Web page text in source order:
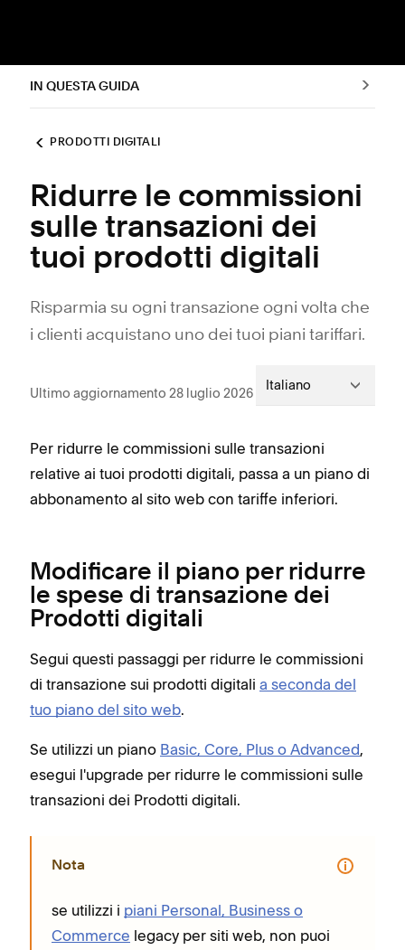
IN QUESTA GUIDA
PRODOTTI DIGITALI
Ridurre le commissioni
sulle transazioni dei
tuoi prodotti digitali
Risparmia su ogni transazione ogni volta che
i clienti acquistano uno dei tuoi piani tariffari.
Ultimo aggiornamento 28 luglio 2026 Italiano
Per ridurre le commissioni sulle transazioni
relative ai tuoi prodotti digitali, passa a un piano di
abbonamento al sito web con tariffe inferiori.
Modificare il piano per ridurre
le spese di transazione dei
Prodotti digitali
Segui questi passaggi per ridurre le commissioni
di transazione sui prodotti digitali a seconda del
tuo piano del sito web.
Se utilizzi un piano Basic, Core, Plus o Advanced,
esegui l'upgrade per ridurre le commissioni sulle
transazioni dei Prodotti digitali.
Nota
se utilizzi i piani Personal, Business o
Commerce legacy per siti web, non puoi